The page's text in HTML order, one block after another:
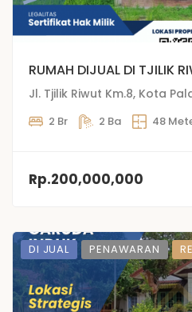
RUMAH DIJUAL DI TJILIK
Jl. Tjilik Riwut Km.8, Kota
2 Br 2 Ba 48
Rp.200,000,000
DI JUAL PENAWARAN